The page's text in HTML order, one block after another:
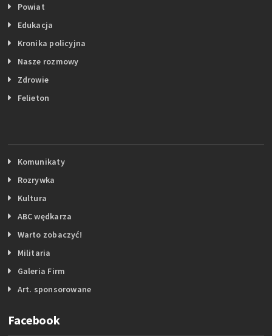
Powiat
Edukacja
Kronika policyjna
Nasze rozmowy
Zdrowie
Felieton
Komunikaty
Rozrywka
Kultura
ABC wędkarza
Warto zobaczyć!
Militaria
Galeria Firm
Art. sponsorowane
Facebook